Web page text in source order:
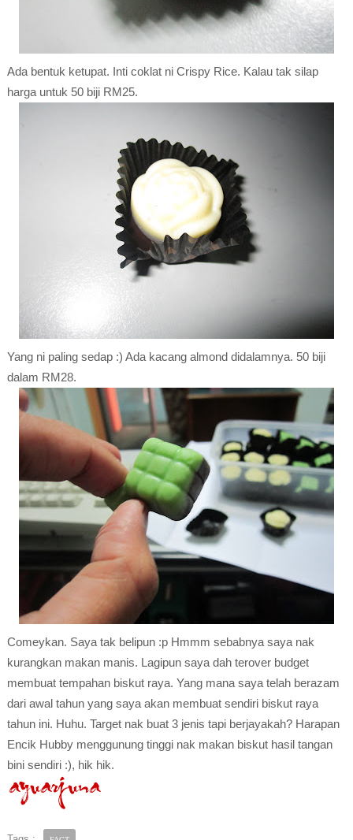
Ada bentuk ketupat. Inti coklat ni Crispy Rice. Kalau tak silap
harga untuk 50 biji RM25.
Yang ni paling sedap :) Ada kacang almond didalamnya. 50 biji
dalam RM28.
Comeykan. Saya tak belipun :p Hmmm sebabnya saya nak
kurangkan makan manis. Lagipun saya dah terover budget
membuat tempahan biskut raya. Yang mana saya telah berazam
dari awal tahun yang saya akan membuat sendiri biskut raya
tahun ini. Huhu. Target nak buat 3 jenis tapi berjayakah? Harapan
Encik Hubby menggunung tinggi nak makan biskut hasil tangan
bini sendiri :), hik hik.